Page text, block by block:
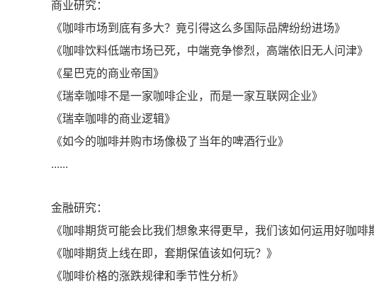
商业研究：
《咖啡市场到底有多大？竟引得这么多国际品牌纷纷进场》
《咖啡饮料低端市场已死，中端竞争惨烈，高端依旧无人问津》
《星巴克的商业帝国》
《瑞幸咖啡不是一家咖啡企业，而是一家互联网企业》
《瑞幸咖啡的商业逻辑》
《如今的咖啡并购市场像极了当年的啤酒行业》
......
金融研究：
《咖啡期货可能会比我们想象来得更早，我们该如何运用好咖啡
《咖啡期货上线在即，套期保值该如何玩？》
《咖啡价格的涨跌规律和季节性分析》